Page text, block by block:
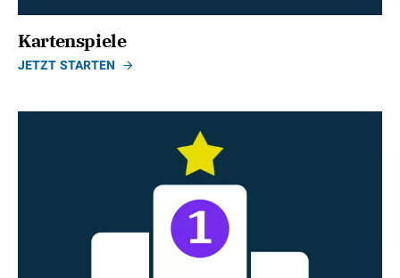
Kartenspiele
JETZT STARTEN